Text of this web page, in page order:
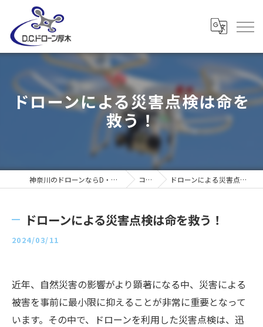
ドローンによる災害点検は命を
救う！
神奈川のドローンならD・C・ドローン厚木 コラム ドローンによる災害点検は命を救う！
ドローンによる災害点検は命を救う！
2024/03/11
近年、自然災害の影響がより顕著になる中、災害による
被害を事前に最小限に抑えることが非常に重要となって
います。その中で、ドローンを利用した災害点検は、迅